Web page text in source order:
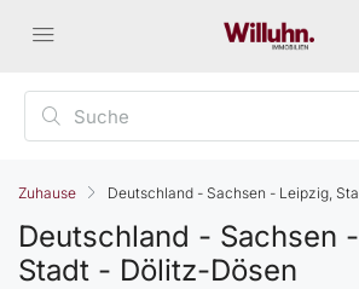
Zuhause Deutschland - Sachsen - Leipzig,
Deutschland - Sachsen
Stadt - Dölitz-Dösen